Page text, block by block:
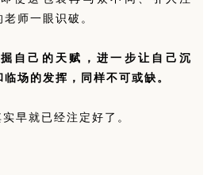
师一眼识破。
自己的天赋 ，进一步让自己沉
临场的发挥，同样不可或缺。
早就已经注定好了。